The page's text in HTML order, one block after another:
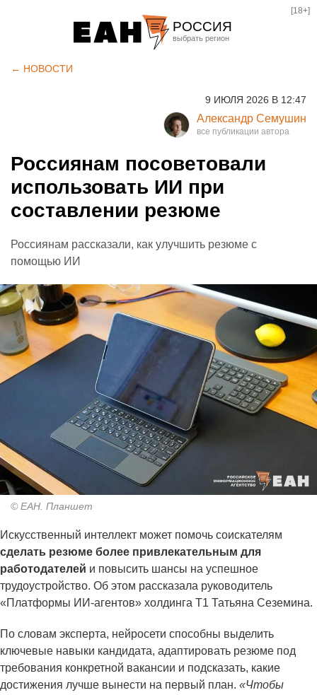
РОССИЯ
Курган
Оренбург
[18+]
← НОВОСТИ
9 ИЮЛЯ 2026 В 12:47
Александр Семушин
Россиянам посоветовали
использовать ИИ при
составлении резюме
Россиянам рассказали, как улучшить резюме с
помощью ИИ
© ЕАН. Планшет
Искусственный интеллект может помочь соискателям
сделать резюме более привлекательным для
работодателей и повысить шансы на успешное
трудоустройство. Об этом рассказала руководитель
«Платформы ИИ-агентов» холдинга Т1 Татьяна Сеземина.
По словам эксперта, нейросети способны выделить
ключевые навыки кандидата, адаптировать резюме под
требования конкретной вакансии и подсказать, какие
достижения лучше вынести на первый план. «Чтобы